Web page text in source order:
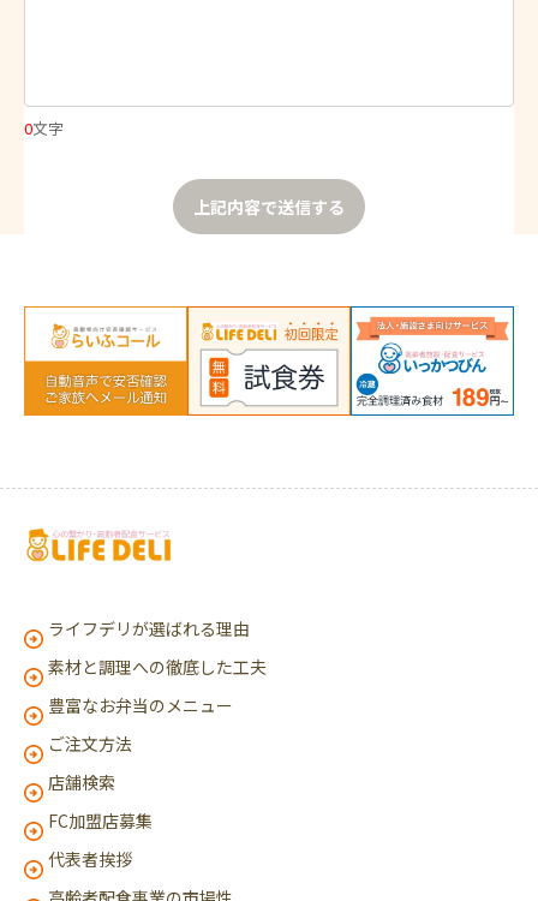
0文字
上記内容で送信する
ライフデリが選ばれる理由
素材と調理への徹底した工夫
豊富なお弁当のメニュー
ご注文方法
店舗検索
FC加盟店募集
代表者挨拶